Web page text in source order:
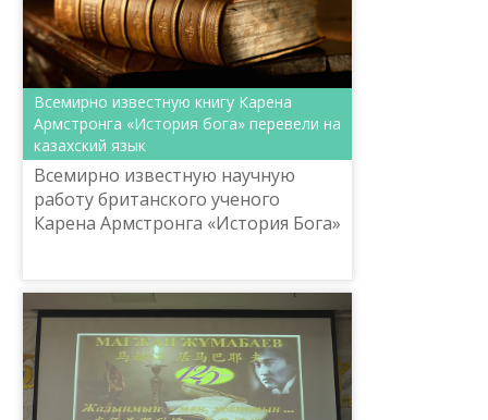
Всемирно известную книгу Карена
Армстронга «История бога» перевели на
казахский язык
Всемирно известную научную
работу британского ученого
Карена Армстронга «История Бога»
предназначена для специалисто...